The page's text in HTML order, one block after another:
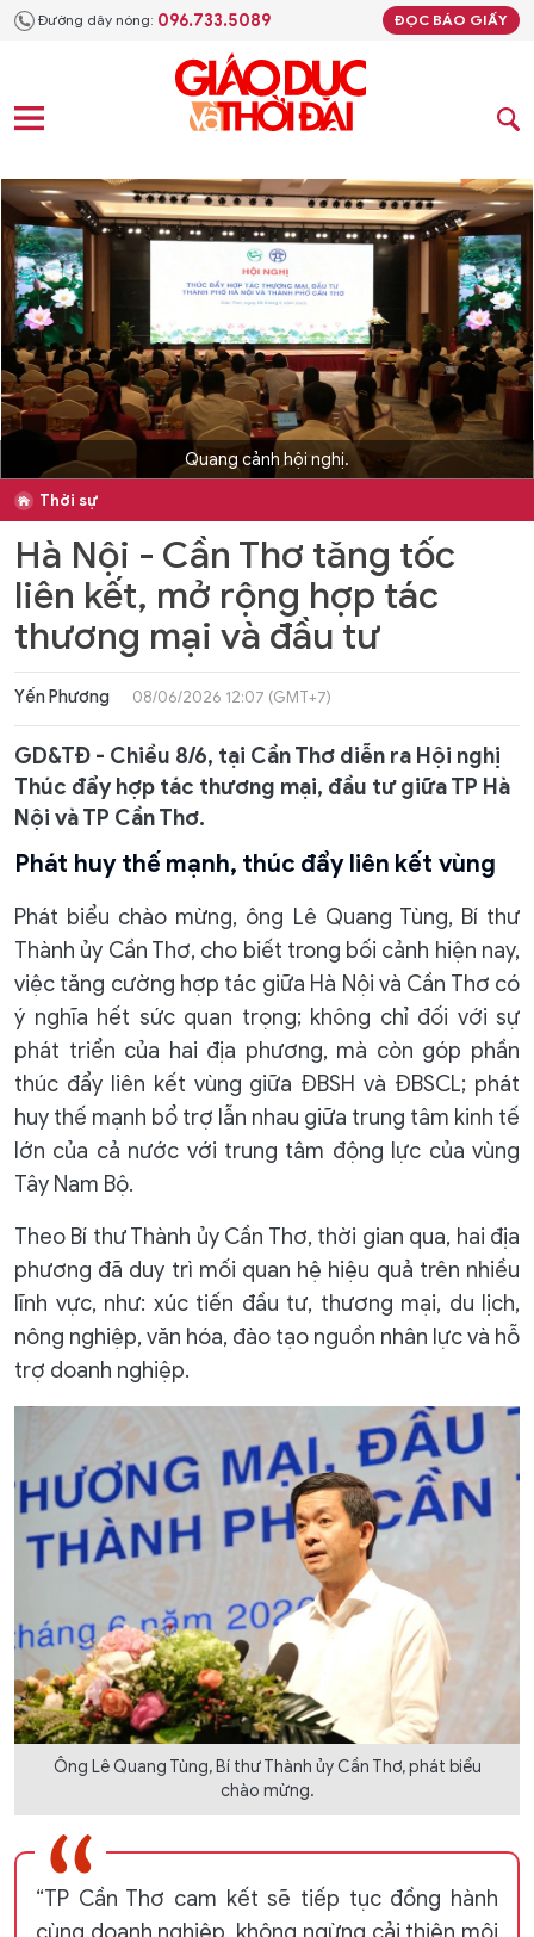
Đường dây nóng: 096.733.5089 ĐỌC BÁO GIẤY
Quang cảnh hội nghị.
Thời sự
Hà Nội - Cần Thơ tăng tốc
liên kết, mở rộng hợp tác
thương mại và đầu tư
Yến Phương 08/06/2026 12:07 (GMT+7)
GD&TĐ - Chiều 8/6, tại Cần Thơ diễn ra Hội nghị
Thúc đẩy hợp tác thương mại, đầu tư giữa TP Hà
Nội và TP Cần Thơ.
Phát huy thế mạnh, thúc đẩy liên kết vùng
Phát biểu chào mừng, ông Lê Quang Tùng, Bí thư
Thành ủy Cần Thơ, cho biết trong bối cảnh hiện nay,
việc tăng cường hợp tác giữa Hà Nội và Cần Thơ có
ý nghĩa hết sức quan trọng; không chỉ đối với sự
phát triển của hai địa phương, mà còn góp phần
thúc đẩy liên kết vùng giữa ĐBSH và ĐBSCL; phát
huy thế mạnh bổ trợ lẫn nhau giữa trung tâm kinh tế
lớn của cả nước với trung tâm động lực của vùng
Tây Nam Bộ.
Theo Bí thư Thành ủy Cần Thơ, thời gian qua, hai địa
phương đã duy trì mối quan hệ hiệu quả trên nhiều
lĩnh vực, như: xúc tiến đầu tư, thương mại, du lịch,
nông nghiệp, văn hóa, đào tạo nguồn nhân lực và hỗ
trợ doanh nghiệp.
Ông Lê Quang Tùng, Bí thư Thành ủy Cần Thơ, phát biểu
chào mừng.
“TP Cần Thơ cam kết sẽ tiếp tục đồng hành